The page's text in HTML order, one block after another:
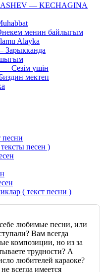
— KECHAGINA
менин байлыгым
Alayka
Зарыкканда
— Сезім үшін
мектеп
песни
песен )
( текст песни )
любимые песни, или
Вам всегда
композиции, но из за
трудности? А
любителей караоке?
всегда имеется